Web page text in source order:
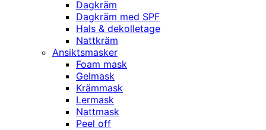
Dagkräm
Dagkräm med SPF
Hals & dekolletage
Nattkräm
Ansiktsmasker
Foam mask
Gelmask
Krämmask
Lermask
Nattmask
Peel off